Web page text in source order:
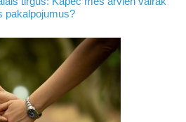
pakalpojumus?